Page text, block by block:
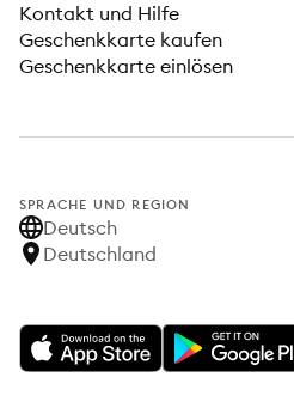
Kontakt und Hilfe
Geschenkkarte kaufen
Geschenkkarte einlösen
SPRACHE UND REGION
Deutsch
Deutschland